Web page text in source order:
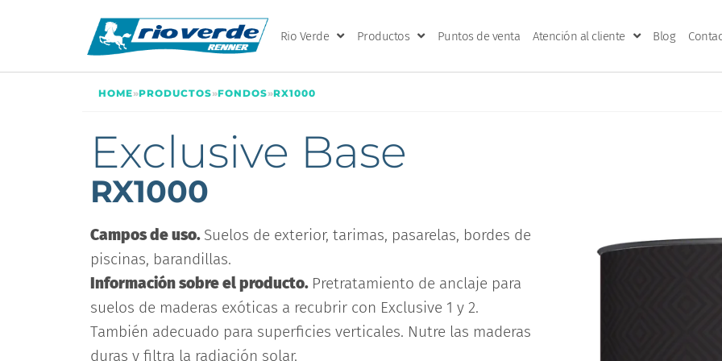
Rio Verde Productos Puntos de venta Atención al cliente Blog
HOME»PRODUCTOS»FONDOS»RX1000
Exclusive Base
RX1000
Campos de uso. Suelos de exterior, tarimas, pasarelas, bordes de
piscinas, barandillas.
Información sobre el producto. Pretratamiento de anclaje para
suelos de maderas exóticas a recubrir con Exclusive 1 y 2.
También adecuado para superficies verticales. Nutre las maderas
duras y filtra la radiación solar.